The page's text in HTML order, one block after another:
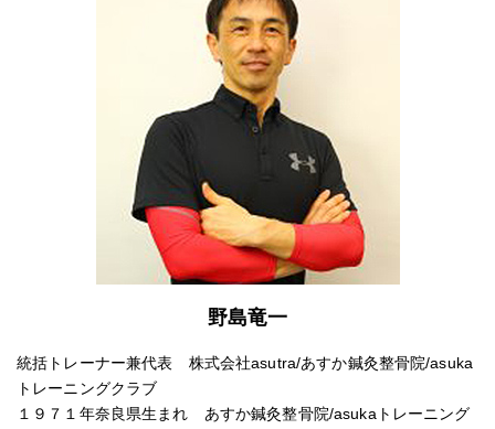
野島竜一
統括トレーナー兼代表 株式会社asutra/あすか鍼灸整骨院/asuka
トレーニングクラブ
１９７１年奈良県生まれ あすか鍼灸整骨院/asukaトレーニング